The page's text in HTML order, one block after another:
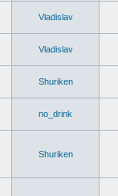
Vladislav
Vladislav
Shuriken
no_drink
Shuriken